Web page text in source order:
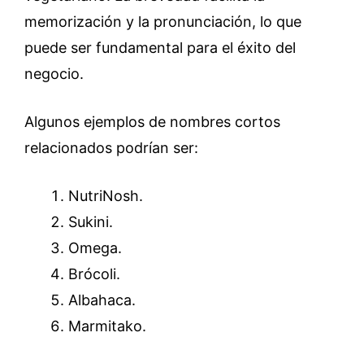
memorización y la pronunciación, lo que
puede ser fundamental para el éxito del
negocio.
Algunos ejemplos de nombres cortos
relacionados podrían ser:
NutriNosh.
Sukini.
Omega.
Brócoli.
Albahaca.
Marmitako.